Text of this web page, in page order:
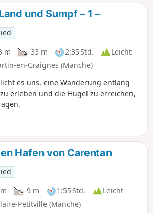
und Sumpf – 1 –
m -33 m 2:35 Std.
Leicht
en-Graignes (Manche)
es uns, eine Wanderung entlang
erleben und die Hügel zu erreichen,
Hafen von Carentan
-9 m 1:55 Std.
Leicht
Petitville (Manche)